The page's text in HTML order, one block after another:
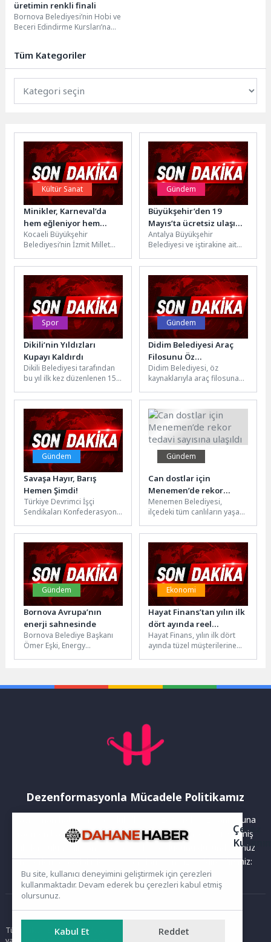
üretimin renkli finali
Bornova Belediyesi’nin Hobi ve
Beceri Edindirme Kursları’na
Tüm Kategoriler
Kültür Sanat
Minikler, Karneval’da
hem eğleniyor hem
üretiyor
Kocaeli Büyükşehir
Belediyesi’nin İzmit Millet
Karneval Çocuk Şenliği’nde
kurulan renkli atölyeler,
çocuklara eğlence...
Gündem
Büyükşehir’den 19
Mayıs’ta ücretsiz ulaşım
kararı
Antalya Büyükşehir
Belediyesi ve iştirakine ait
sistem ve toplu ulaşım
araçları 19...
Spor
Dikili’nin Yıldızları
Kupayı Kaldırdı
Dikili Belediyesi tarafından
bu yıl ilk kez düzenlenen 15
Turnuvası'nda şampiyon...
Gündem
Didim Belediyesi Araç
Filosunu Öz
Kaynaklarıyla
Güçlendirmeye Devam
Ediyor
Didim Belediyesi, öz
kaynaklarıyla araç filosuna
hizmet gücünü artırıyor.
Belediye çalışmalarında
kullanılacak...
Gündem
Savaşa Hayır, Barış
Hemen Şimdi!
Türkiye Devrimci İşçi
Sendikaları Konfederasyonu
Sendikaları Konfederasyonu
(KESK), Türk Mühendis ve
Mimar...
Gündem
Can dostlar için
Menemen’de rekor
tedavi sayısına ulaşıldı
Menemen Belediyesi,
ilçedeki tüm canlıların yaşam
can dostlar için çalışmalarını
hız kesmeden...
Gündem
Bornova Avrupa’nın
enerji sahnesinde
Bornova Belediye Başkanı
Ömer Eşki, Energy
Bornova ve Türkiye’nin...
Ekonomi
Hayat Finans’tan yılın ilk
dört ayında reel
ekonomiye 13,2 milyar
TL destek
Hayat Finans, yılın ilk dört
ayında tüzel müşterilerine
Dezenformasyonla Mücadele Politikamız
Yayınlanan haberler doğruluk ilkesi gözetilerek hazırlanır. Buna
rağmen bazı içeriklerde eksik, hatalı veya güncelliğini yitirmiş
bilgiler bulunabilir.Yanlış veya yanıltıcı olduğunu düşündüğünüz
haberleri aşağıdaki iletişim kanallarından bize bildirebilirsiniz:
Ana Sayfa
Tüm hakları saklıdır. Sitede yer alan içerikler izinsiz kopyalanamaz,
Çerez
Bu site, kullanıcı deneyimini geliştirmek için çerezleri
kullanmaktadır. Devam ederek bu çerezleri kabul etmiş
olursunuz.
Kabul Et Reddet